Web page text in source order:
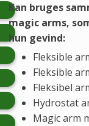
Kan bruges
magic arms,
hun gevind:
Fleksible
Fleksible
Fleksibel
Hydrostat
Magic arm